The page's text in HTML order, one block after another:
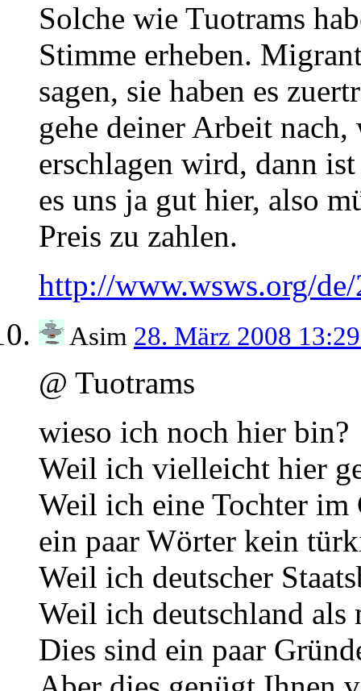
Solche wie Tuotrams
Stimme erheben.
sagen, sie haben es
gehe deiner Arbeit
erschlagen wird, dann
es uns ja gut hier, also
Preis zu zahlen.
http://www.wsws.org/
Asim 28. März 2008
@ Tuotrams
wieso ich noch hier bin?
Weil ich vielleicht hier
Weil ich eine Tochter im
ein paar Wörter kein
Weil ich deutscher
Weil ich deutschland als
Dies sind ein paar